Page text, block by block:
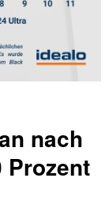
nach
Prozent